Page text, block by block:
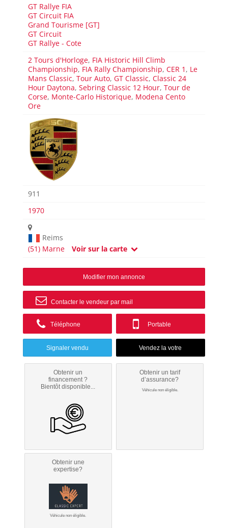
GT Rallye FIA
GT Circuit FIA
Grand Tourisme [GT]
GT Circuit
GT Rallye - Cote
2 Tours d'Horloge, FIA Historic Hill Climb
Championship, FIA Rally Championship,CER 1 , Le
Mans Classic,Tour Auto, GT Classic,Classic 24
Hour Daytona,Sebring Classic 12 Hour,Tour de
Corse, Monte-Carlo Historique, Modena Cento
Ore
911
1970
Reims
(51) Marne
Voir sur la carte
Modifier mon annonce
Contacter le vendeur par mail
Téléphone Portable
Signaler vendu
Obtenir un
financement ?
Bientôt disponible...
Obtenir un tarif
d’assurance?
Véhicule non éligible.
Obtenir une
expertise?
Véhicule non éligible.